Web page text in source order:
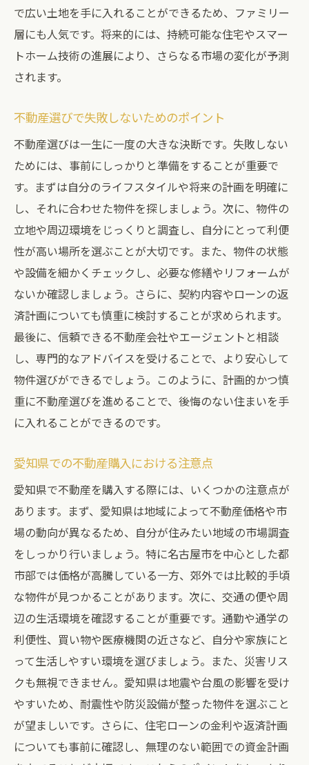
愛知県の人気エリアとその住宅事情
長期的な視点での住まい選び
家賃と住宅ローンの比較で愛知県の理想の住ま
いを見つける方法
家賃と住宅ローンの選び方とその基準
愛知県での住環境とその特徴
不動産購入における重要なポイント
住宅ローンの負担とその管理方法
将来を見据えた住まい選び
愛知県の不動産市場で家賃と住宅ローンの違い
を賢く利用する
家賃と住宅ローンの効果的な活用法
愛知県での不動産購入のメリット
住宅ローンの選定と申請プロセス
家賃を抑えるための方法
愛知県の不動産市場の未来予測
住まい選びで成功するためのポイント
で広い土地を手に入れることができるため、ファミリー
層にも人気です。将来的には、持続可能な住宅やスマー
トホーム技術の進展により、さらなる市場の変化が予測
されます。
不動産選びで失敗しないためのポイント
不動産選びは一生に一度の大きな決断です。失敗しない
ためには、事前にしっかりと準備をすることが重要で
す。まずは自分のライフスタイルや将来の計画を明確に
し、それに合わせた物件を探しましょう。次に、物件の
立地や周辺環境をじっくりと調査し、自分にとって利便
性が高い場所を選ぶことが大切です。また、物件の状態
や設備を細かくチェックし、必要な修繕やリフォームが
ないか確認しましょう。さらに、契約内容やローンの返
済計画についても慎重に検討することが求められます。
最後に、信頼できる不動産会社やエージェントと相談
し、専門的なアドバイスを受けることで、より安心して
物件選びができるでしょう。このように、計画的かつ慎
重に不動産選びを進めることで、後悔のない住まいを手
に入れることができるのです。
愛知県での不動産購入における注意点
愛知県で不動産を購入する際には、いくつかの注意点が
あります。まず、愛知県は地域によって不動産価格や市
場の動向が異なるため、自分が住みたい地域の市場調査
をしっかり行いましょう。特に名古屋市を中心とした都
市部では価格が高騰している一方、郊外では比較的手頃
な物件が見つかることがあります。次に、交通の便や周
辺の生活環境を確認することが重要です。通勤や通学の
利便性、買い物や医療機関の近さなど、自分や家族にと
って生活しやすい環境を選びましょう。また、災害リス
クも無視できません。愛知県は地震や台風の影響を受け
やすいため、耐震性や防災設備が整った物件を選ぶこと
が望ましいです。さらに、住宅ローンの金利や返済計画
についても事前に確認し、無理のない範囲での資金計画